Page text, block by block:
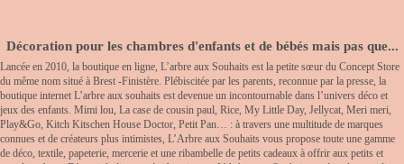
Décoration pour les chambres d'enfants et de bébés mais pas que...
Lancée en 2010, la boutique en ligne, L’arbre aux Souhaits est la petite sœur du Concept Store
du même nom situé à Brest -Finistère. Plébiscitée par les parents, reconnue par la presse, la
boutique internet L’arbre aux souhaits est devenue un incontournable dans l’univers déco et
jeux des enfants. Mimi lou, La case de cousin paul, Rice, My Little Day, Jellycat, Meri meri,
Play&Go, Kitch Kitschen House Doctor, Petit Pan… : à travers une multitude de marques
connues et de créateurs plus intimistes, L’Arbre aux Souhaits vous propose toute une gamme
de déco, textile, papeterie, mercerie et une ribambelle de petits cadeaux à offrir aux petits et